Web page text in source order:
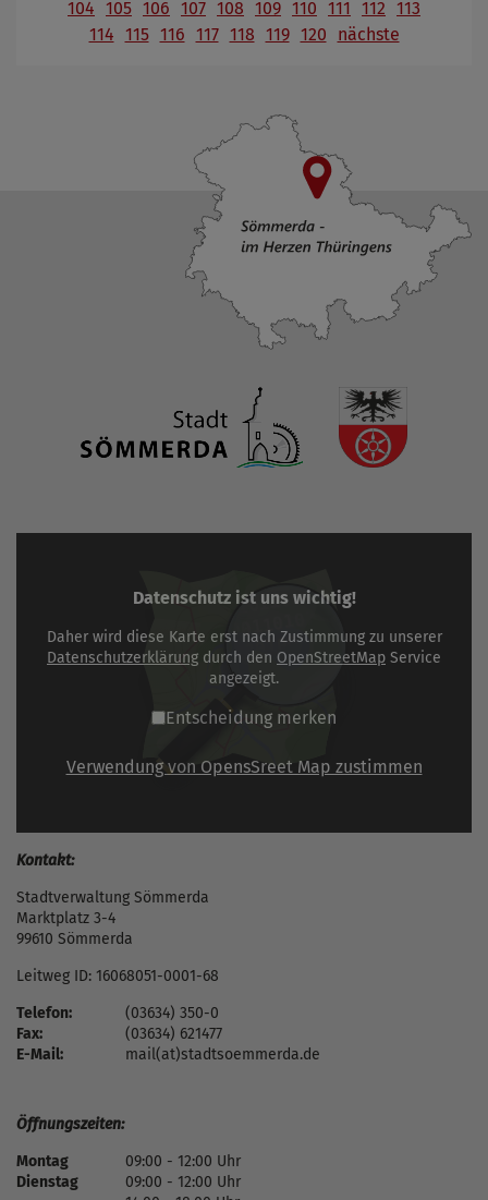
104 105 106 107 108 109 110 111 112 113
114 115 116 117 118 119 120 nächste
Datenschutz ist uns wichtig!
Daher wird diese Karte erst nach Zustimmung zu unserer
Datenschutzerklärung durch den OpenStreetMap Service
angezeigt.
Entscheidung merken
Verwendung von OpensSreet Map zustimmen
Kontakt:
Stadtverwaltung Sömmerda
Marktplatz 3-4
99610 Sömmerda
Leitweg ID: 16068051-0001-68
Telefon:
(03634) 350-0
Fax:
(03634) 621477
E-Mail:
mail(at)stadtsoemmerda.de
Öffnungszeiten:
Montag
09:00 - 12:00 Uhr
Dienstag
09:00 - 12:00 Uhr